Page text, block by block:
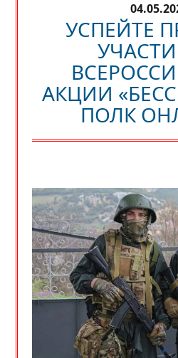
УСПЕЙТЕ
АКЦИИ
ПОЛК